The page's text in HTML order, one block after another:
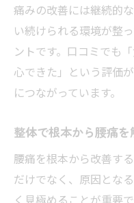
痛みの改善には継続的
い続けられる環境が整
ントです。口コミでも
心できた」という評価
につながっています。
整体で根本から腰痛
腰痛を根本から改善す
だけでなく、原因とな
く見極めることが重要